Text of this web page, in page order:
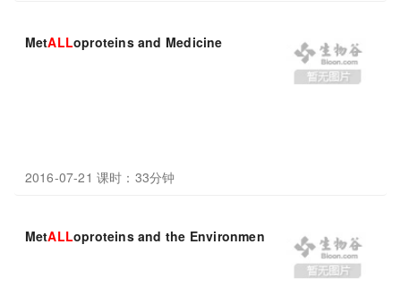
MetALLoproteins and Medicine
2016-07-21 课时：33分钟
MetALLoproteins and the Environment